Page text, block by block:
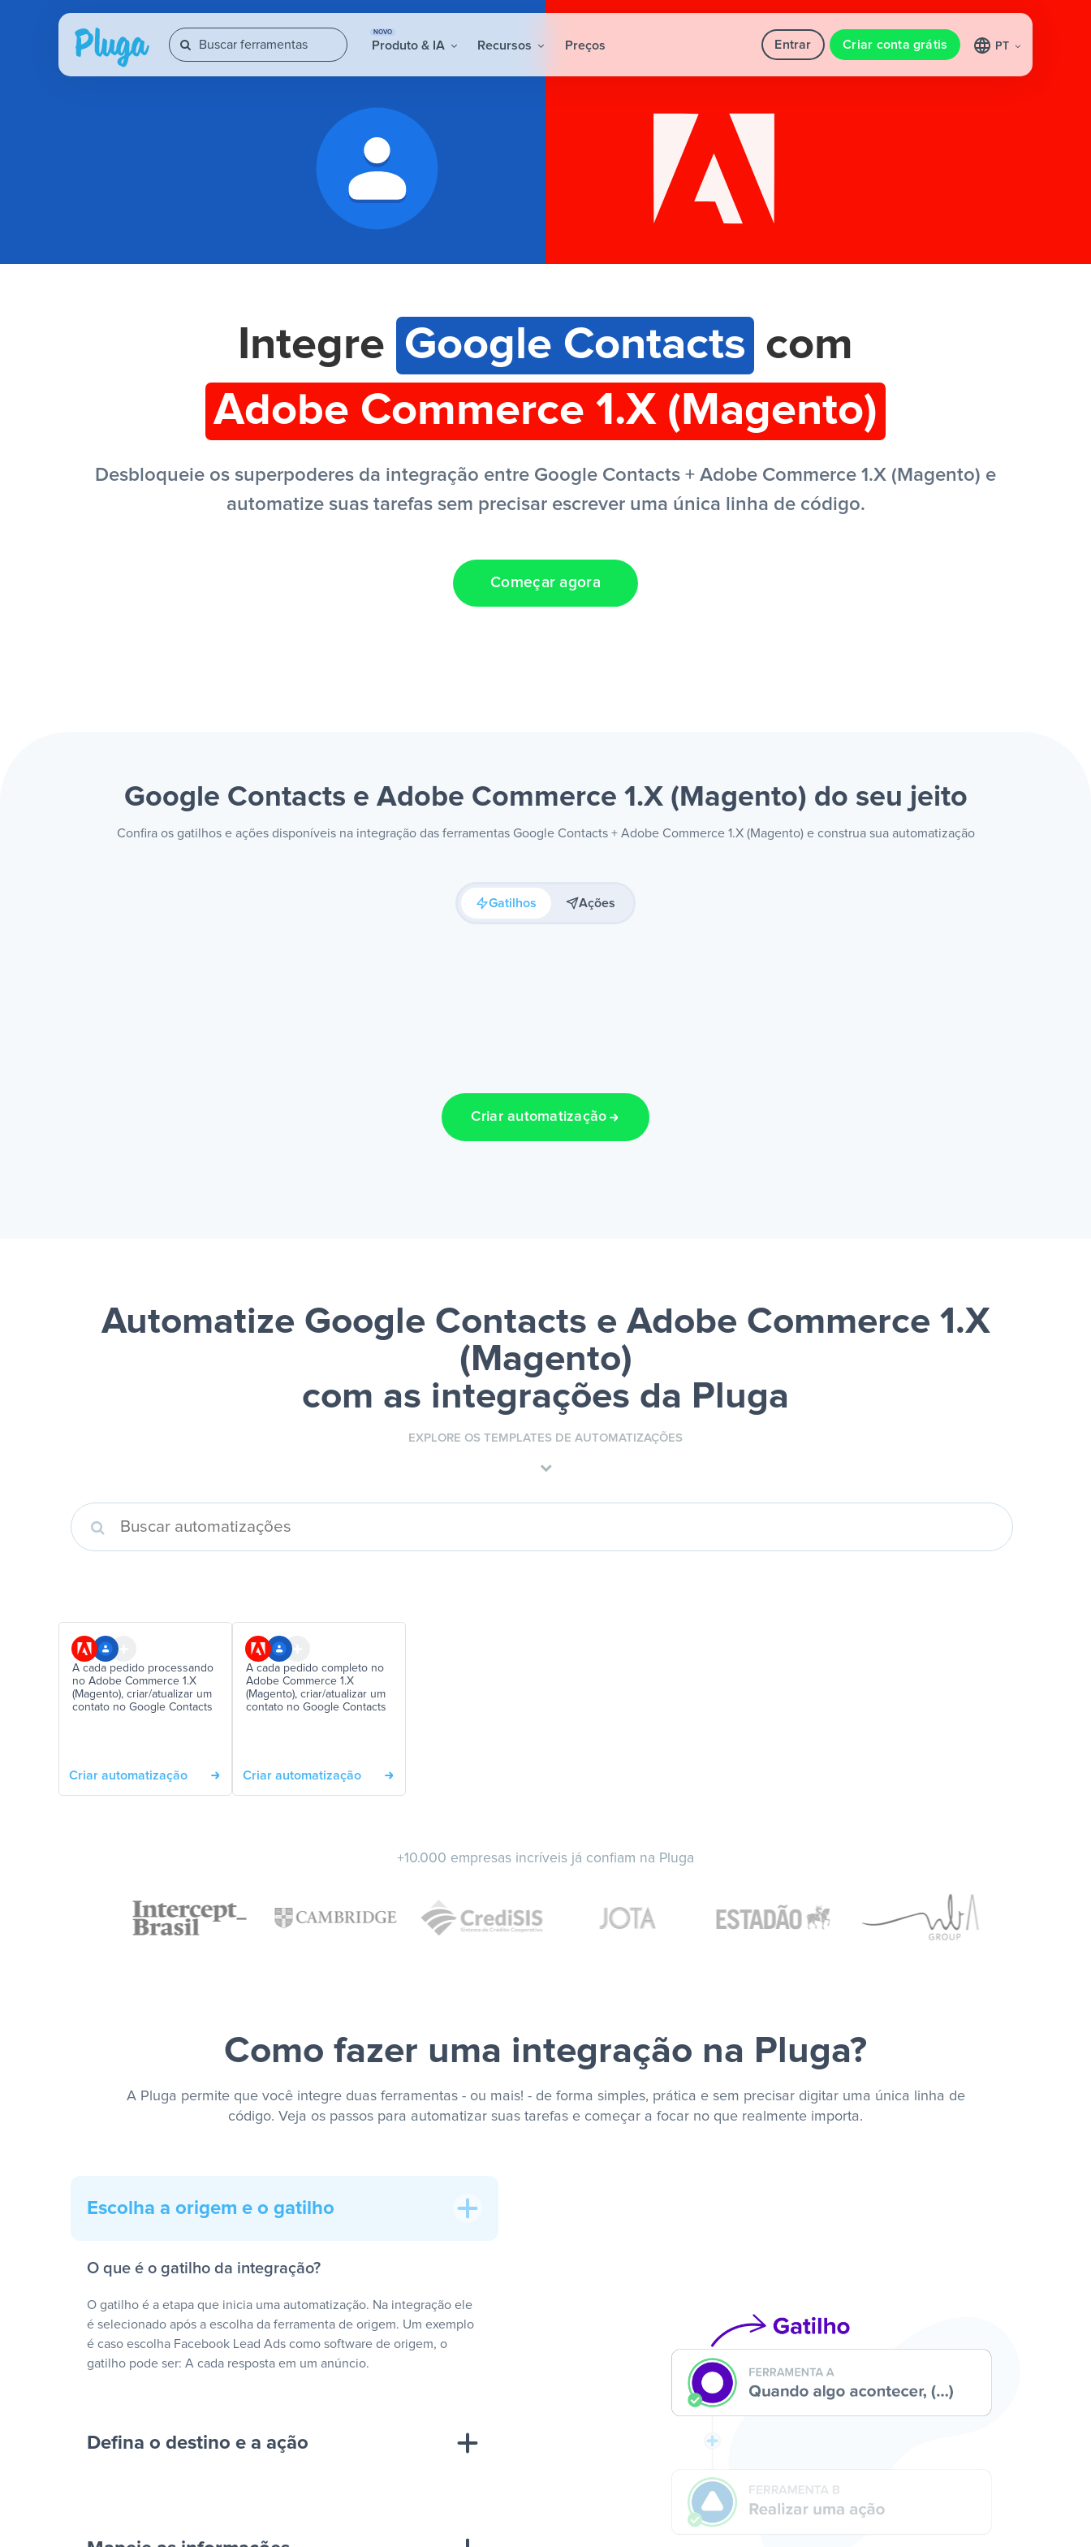
NOVO
Produto & IA Recursos Preços Entrar Criar conta grátis PT
Integre Google Contacts com
Adobe Commerce 1.X (Magento)
Desbloqueie os superpoderes da integração entre Google Contacts + Adobe Commerce 1.X (Magento) e
automatize suas tarefas sem precisar escrever uma única linha de código.
Começar agora
Google Contacts e Adobe Commerce 1.X (Magento) do seu jeito
Confira os gatilhos e ações disponíveis na integração das ferramentas Google Contacts + Adobe Commerce 1.X (Magento) e construa sua automatização
Gatilhos Ações
Criar automatização
Automatize Google Contacts e Adobe Commerce 1.X
(Magento)
com as integrações da Pluga
EXPLORE OS TEMPLATES DE AUTOMATIZAÇÕES
A cada pedido processando
no Adobe Commerce 1.X
(Magento), criar/atualizar um
contato no Google Contacts
Criar automatização
A cada pedido completo no
Adobe Commerce 1.X
(Magento), criar/atualizar um
contato no Google Contacts
Criar automatização
+10.000 empresas incríveis já confiam na Pluga
Como fazer uma integração na Pluga?
A Pluga permite que você integre duas ferramentas - ou mais! - de forma simples, prática e sem precisar digitar uma única linha de
código. Veja os passos para automatizar suas tarefas e começar a focar no que realmente importa.
Escolha a origem e o gatilho
O que é o gatilho da integração?
O gatilho é a etapa que inicia uma automatização. Na integração ele
é selecionado após a escolha da ferramenta de origem. Um exemplo
é caso escolha Facebook Lead Ads como software de origem, o
gatilho pode ser: A cada resposta em um anúncio.
Defina o destino e a ação